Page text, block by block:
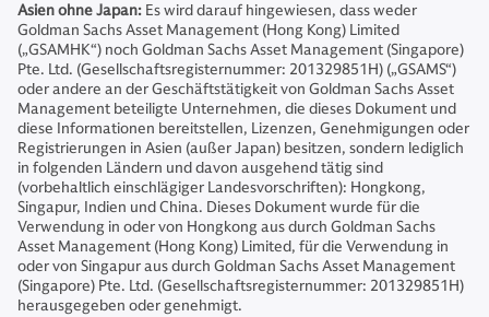
Asien ohne Japan: Es wird darauf hingewiesen, dass weder
Goldman Sachs Asset Management (Hong Kong) Limited
(„GSAMHK“) noch Goldman Sachs Asset Management (Singapore)
Pte. Ltd. (Gesellschaftsregisternummer: 201329851H) („GSAMS“)
oder andere an der Geschäftstätigkeit von Goldman Sachs Asset
Management beteiligte Unternehmen, die dieses Dokument und
diese Informationen bereitstellen, Lizenzen, Genehmigungen oder
Registrierungen in Asien (außer Japan) besitzen, sondern lediglich
in folgenden Ländern und davon ausgehend tätig sind
(vorbehaltlich einschlägiger Landesvorschriften): Hongkong,
Singapur, Indien und China. Dieses Dokument wurde für die
Verwendung in oder von Hongkong aus durch Goldman Sachs
Asset Management (Hong Kong) Limited, für die Verwendung in
oder von Singapur aus durch Goldman Sachs Asset Management
(Singapore) Pte. Ltd. (Gesellschaftsregisternummer: 201329851H)
herausgegeben oder genehmigt.